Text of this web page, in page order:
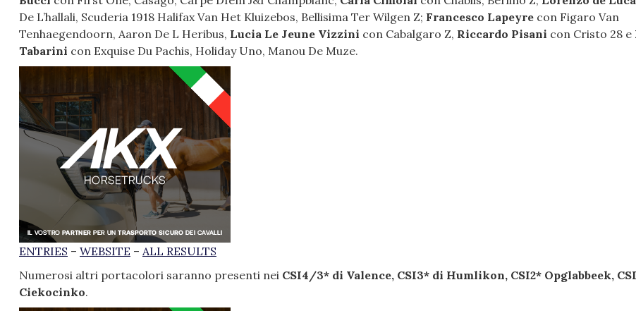
De L’hallali, Scuderia 1918 Halifax Van Het Kluizebos, Bellisima Ter Wilgen Z; Francesco Lapeyre con Figaro Van
Tenhaegendoorn, Aaron De L Heribus, Lucia Le Jeune Vizzini con Cabalgaro Z, Riccardo Pisani con Cristo 28 e
Tabarini con Exquise Du Pachis, Holiday Uno, Manou De Muze.
ENTRIES – WEBSITE – ALL RESULTS
Numerosi altri portacolori saranno presenti nei CSI4/3* di Valence, CSI3* di Humlikon, CSI2* Opglabbeek,
Ciekocinko.